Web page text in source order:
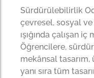
Sürdürülebilirlik
çevresel, sosyal
ışığında çalışan
Öğrencilere,
mekânsal
yanı sıra tüm